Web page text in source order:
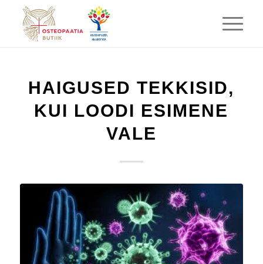
HAIGUSED TEKKISID,
KUI LOODI ESIMENE
VALE